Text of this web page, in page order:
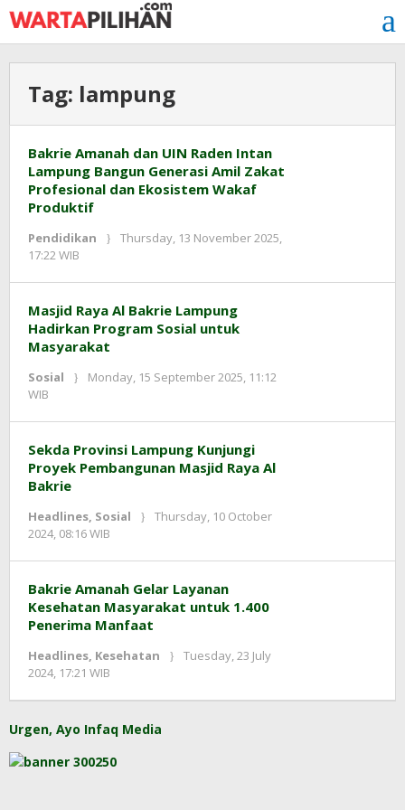
Skip
to
content
Tag: lampung
Bakrie Amanah dan UIN Raden Intan
Lampung Bangun Generasi Amil Zakat
Profesional dan Ekosistem Wakaf
Produktif
Pendidikan
Thursday, 13 November 2025,
17:22 WIB
Prawiranegara
Masjid Raya Al Bakrie Lampung
Hadirkan Program Sosial untuk
Masyarakat
Sosial
Monday, 15 September 2025, 11:12
WIB
Prawiranegara
Sekda Provinsi Lampung Kunjungi
Proyek Pembangunan Masjid Raya Al
Bakrie
Headlines, Sosial
Thursday, 10 October
2024, 08:16 WIB
Prawiranegara
Bakrie Amanah Gelar Layanan
Kesehatan Masyarakat untuk 1.400
Penerima Manfaat
Headlines, Kesehatan
Tuesday, 23 July
2024, 17:21 WIB
Prawiranegara
Urgen, Ayo Infaq Media